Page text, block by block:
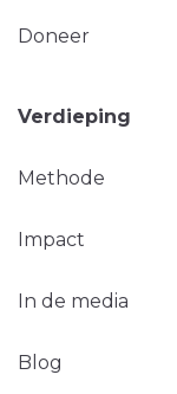
Doneer
Verdieping
Methode
Impact
In de media
Blog